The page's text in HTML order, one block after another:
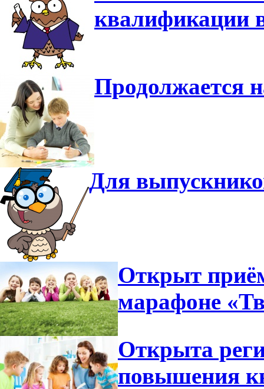
квалификации
Продолжается
Для
Открыт
марафоне
Открыта
повышения